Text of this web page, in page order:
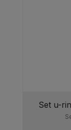
Set u-